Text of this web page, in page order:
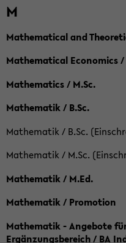
M
Mathematical and
Mathematical Economics /
Mathematics / M.Sc.
Mathematik / B.Sc.
Mathematik / B.Sc.
Mathematik / M.Sc.
Mathematik / M.Ed.
Mathematik / Promotion
Mathematik - Angebote
Ergänzungsbereich / BA